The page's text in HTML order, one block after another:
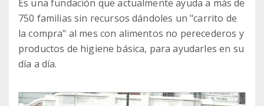
Es una fundación que actualmente ayuda a más de
750 familias sin recursos dándoles un "carrito de
la compra" al mes con alimentos no perecederos y
productos de higiene básica, para ayudarles en su
día a día.